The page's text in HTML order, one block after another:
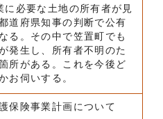
に必要な土地の所有者が見
道府県知事の判断で公有
る。その中で笠置町でも
発生し、所有者不明のた
所がある。これを今後ど
お伺いする。
保険事業計画について